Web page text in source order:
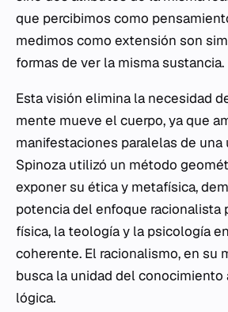
que percibimos como
medimos como extensión son
formas de ver la misma sustancia.
Esta visión elimina la necesidad
mente mueve el cuerpo, ya que
manifestaciones paralelas de una
Spinoza utilizó un método
exponer su ética y metafísica,
potencia del enfoque racionalista
física, la teología y la psicología
coherente. El racionalismo, en su
busca la unidad del conocimiento
lógica.